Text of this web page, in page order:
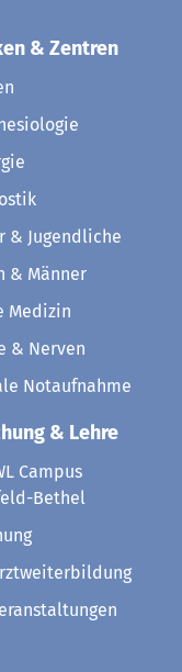
& Zentren
& Jugendliche
& Männer
Medizin
& Nerven
Notaufnahme
& Lehre
Campus
Bethel